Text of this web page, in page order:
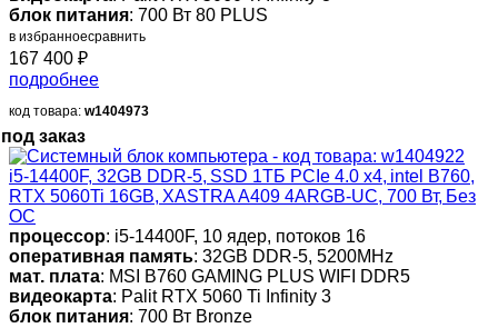
блок питания: 700 Вт 80 PLUS
в избранноесравнить
167 400 ₽
подробнее
код товара: w1404973
под заказ
i5-14400F, 32GB DDR-5, SSD 1ТБ PCIe 4.0 x4, intel B760,
RTX 5060Ti 16GB, XASTRA A409 4ARGB-UC, 700 Вт, Без
ОС
процессор: i5-14400F, 10 ядер, потоков 16
оперативная память: 32GB DDR-5, 5200MHz
мат. плата: MSI B760 GAMING PLUS WIFI DDR5
видеокарта: Palit RTX 5060 Ti Infinity 3
блок питания: 700 Вт Bronze